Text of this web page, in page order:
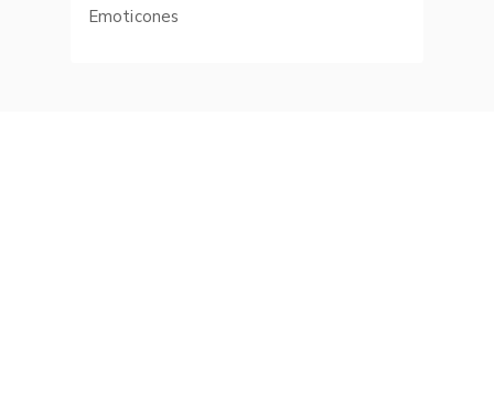
Emoticones